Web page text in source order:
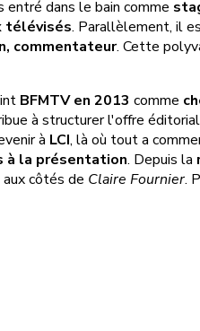
dans le bain comme
télévisés. Parallèlement, il
commentateur. Cette
BFMTV en 2013 comme
à structurer l'offre
à LCI, là où tout a
à la présentation. Depuis la
aux côtés de Claire Fournier.